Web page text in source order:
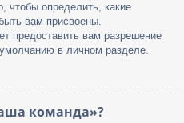
чтобы определить, какие
вам присвоены.
предоставить вам разрешение
в личном разделе.
команда»?